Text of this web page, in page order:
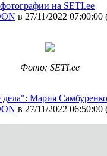
на SETI.ee
в 27/11/2022 07:00:00
Фото: SETI.ee
Мария Самбуренко
в 27/11/2022 06:50:00